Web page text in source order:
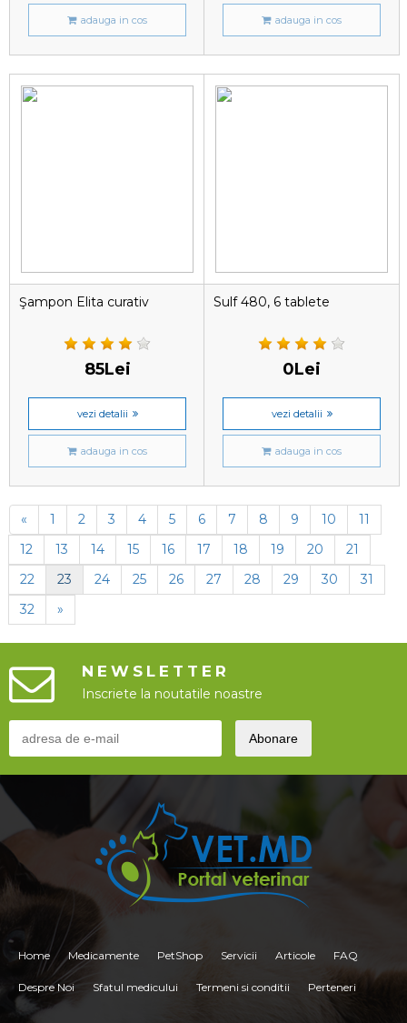
adauga in cos adauga in cos
Şampon Elita curativ
85Lei
vezi detalii
adauga in cos
Sulf 480, 6 tablete
0Lei
vezi detalii
adauga in cos
« 1 2 3 4 5 6 7 8 9 10
11
12
13 14 15 16 17 18 19 20
21
22
23 24 25 26 27 28 29 30
31
32
»
NEWSLETTER
Inscriete la noutatile noastre
Home Medicamente PetShop Servicii Articole FAQ
Despre Noi Sfatul medicului Termeni si conditii Perteneri